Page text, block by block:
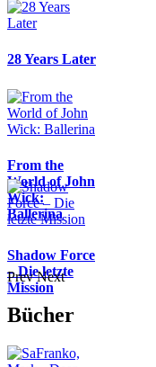
28 Years Later
From the
World of John
Wick:
Ballerina
Shadow Force
– Die letzte
Mission
Prev Next
Bücher